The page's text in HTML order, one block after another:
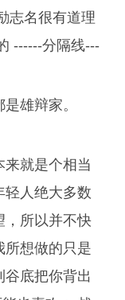
志名很有道理
------分隔线---
雄辩家。
就是个相当
轻人绝大多数
，所以并不快
所想做的只是
底把你背出